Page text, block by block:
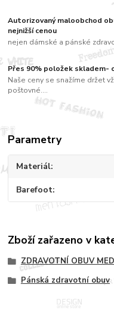
Autorizovaný maloobchod
nejnižší cenou
nejen dámské a pánské
Přes 90% položek skladem-
Naše ceny se snažíme držet
poštovné....
Parametry
Materiál
Barefoot
Zboží zařazeno v
ZDRAVOTNÍ OBUV
Pánská zdravotní obuv